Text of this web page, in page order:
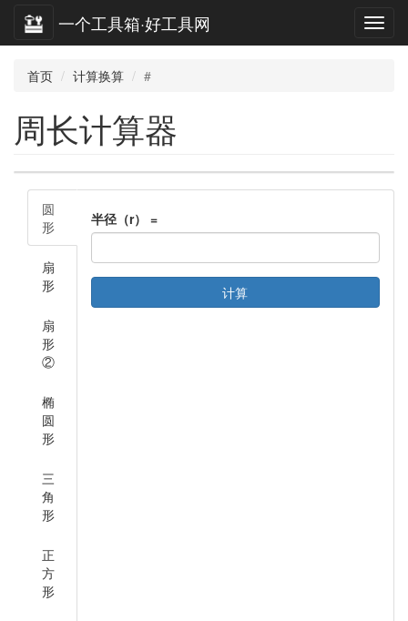
一个工具箱·好工具网
首页 计算换算 #
周长计算器
圆
形
扇
形
扇
形
②
椭
圆
形
三
角
形
正
方
形
半径（r） =
计算